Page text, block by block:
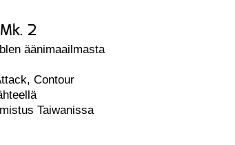
2
äänimaailmasta
Contour
Taiwanissa